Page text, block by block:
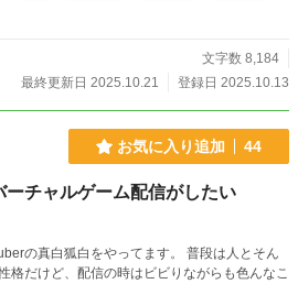
文字数 8,184
最終更新日 2025.10.21
登録日 2025.10.13
お気に入り追加 44
チャルゲーム配信がしたい
の真白狐白をやってます。 普段は人とそん
格だけど、配信の時はビビりながらも色んなこ